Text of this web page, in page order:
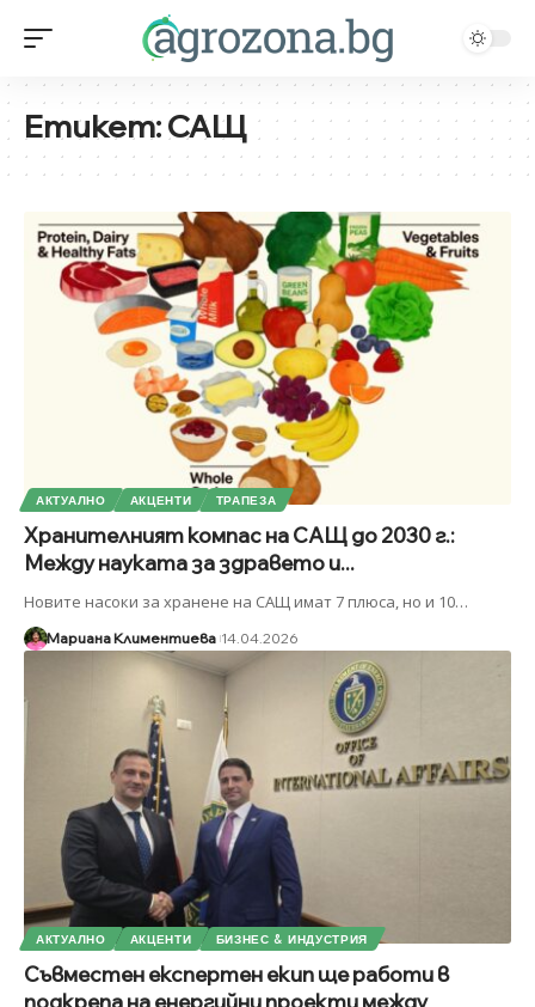
Етикет:САЩ
АКТУАЛНО АКЦЕНТИ ТРАПЕЗА
Хранителният компас на САЩ до 2030 г.:
Между науката за здравето и...
Новите насоки за хранене на САЩ имат 7 плюса, но и 10…
Мариана Климентиева 14.04.2026
АКТУАЛНО АКЦЕНТИ БИЗНЕС & ИНДУСТРИЯ
Съвместен експертен екип ще работи в
подкрепа на енергийни проекти между